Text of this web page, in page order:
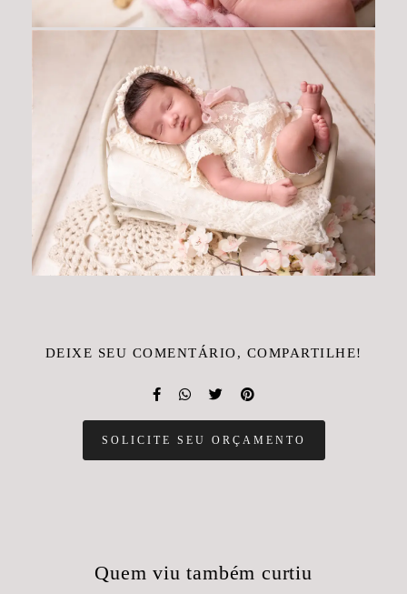
DEIXE SEU COMENTÁRIO, COMPARTILHE!
SOLICITE SEU ORÇAMENTO
Quem viu também curtiu